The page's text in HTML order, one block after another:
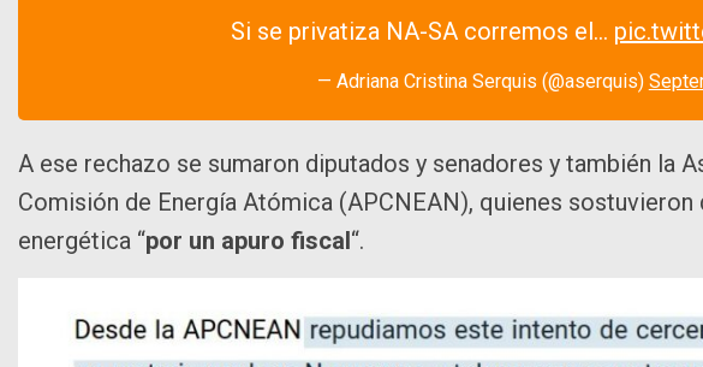
Si se privatiza NA-SA corremos el…
— Adriana Cristina Serquis (@aserquis)
A ese rechazo se sumaron diputados y senadores y también la
Comisión de Energía Atómica (APCNEAN), quienes
energética “por un apuro fiscal“.